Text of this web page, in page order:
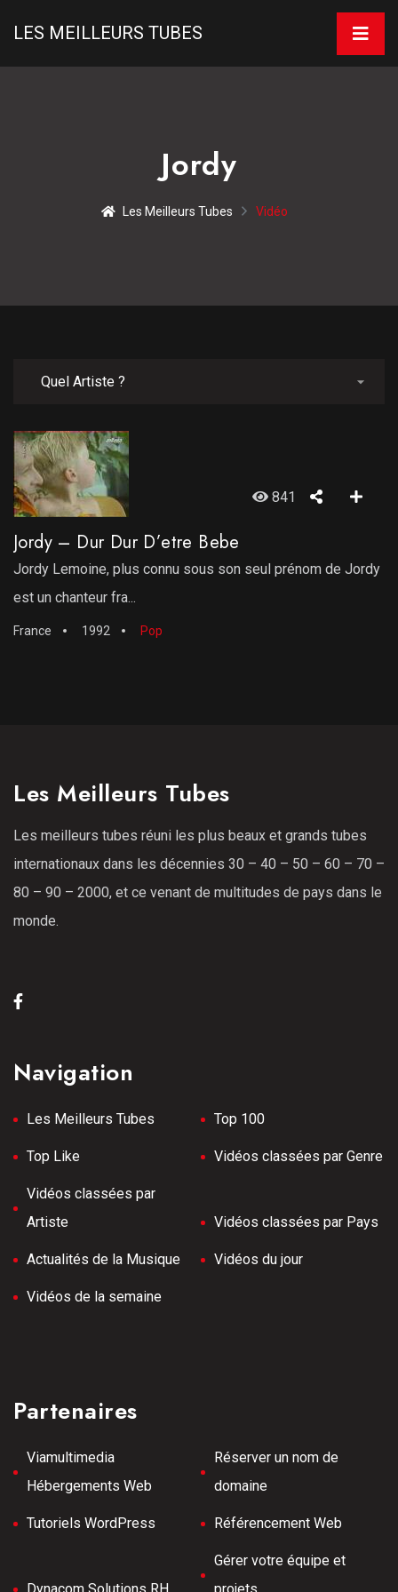
LES MEILLEURS TUBES
Jordy
Les Meilleurs Tubes Vidéo
841
Jordy – Dur Dur D’etre Bebe
Jordy Lemoine, plus connu sous son seul prénom de Jordy
est un chanteur fra...
France 1992 Pop
Les Meilleurs Tubes
Les meilleurs tubes réuni les plus beaux et grands tubes
internationaux dans les décennies 30 – 40 – 50 – 60 – 70 –
80 – 90 – 2000, et ce venant de multitudes de pays dans le
monde.
Navigation
Les Meilleurs Tubes Top 100
Top Like Vidéos classées par Genre
Vidéos classées par
Artiste
Vidéos classées par Pays
Actualités de la Musique Vidéos du jour
Vidéos de la semaine
Partenaires
Viamultimedia
Hébergements Web
Réserver un nom de
domaine
Tutoriels WordPress Référencement Web
Gérer votre équipe et